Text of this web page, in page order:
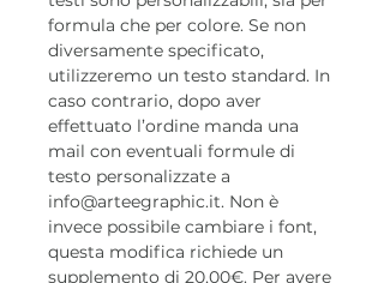
formula che per colore. Se non
diversamente specificato,
utilizzeremo un testo standard. In
caso contrario, dopo aver
effettuato l’ordine manda una
mail con eventuali formule di
testo personalizzate a
info@arteegraphic.it. Non è
invece possibile cambiare i font,
questa modifica richiede un
supplemento di 20,00€. Per avere